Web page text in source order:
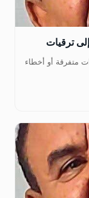
ترقيات
متفرقة أو أخطاء